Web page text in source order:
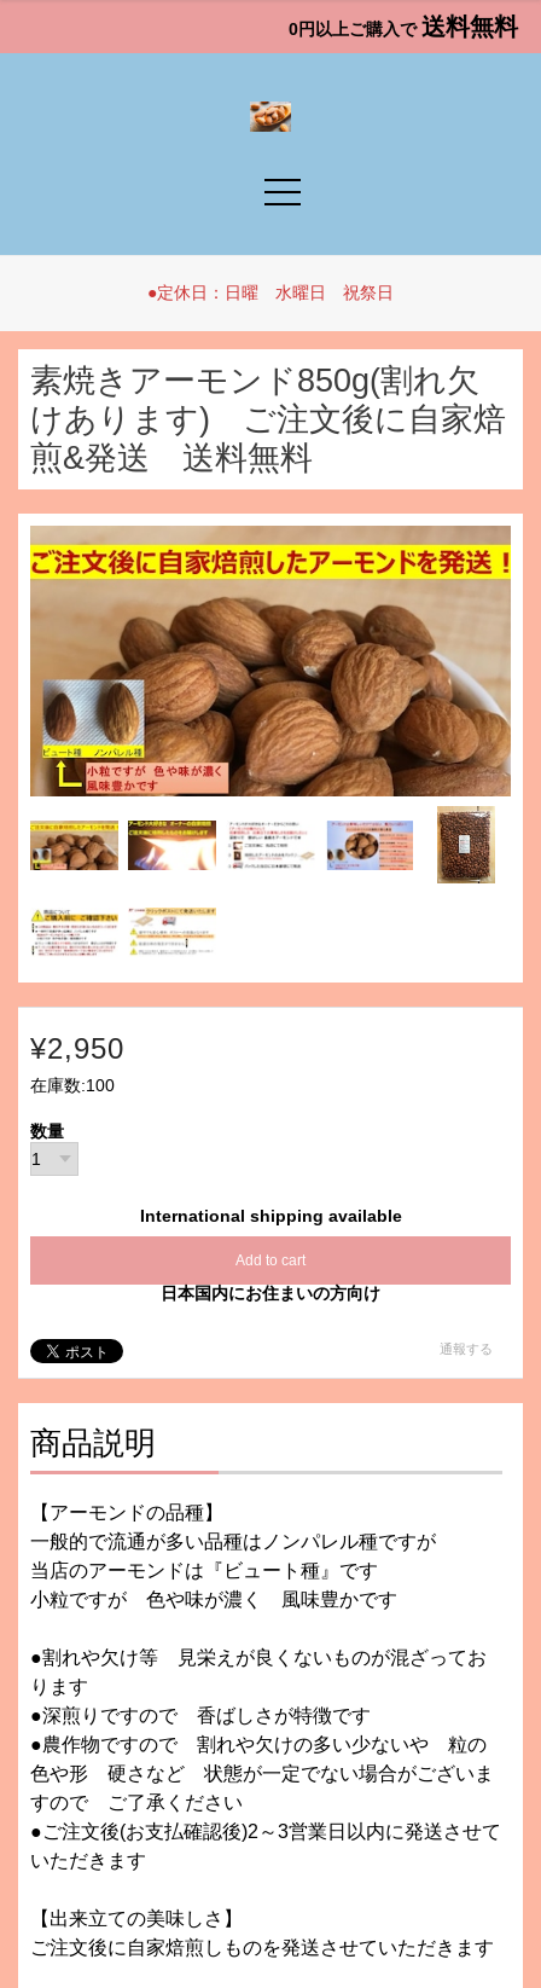
0円以上ご購入で 送料無料
●定休日：日曜 水曜日 祝祭日
素焼きアーモンド850g(割れ欠
けあります) ご注文後に自家焙
煎&発送 送料無料
¥2,950
在庫数:100
数量
International shipping available
Add to cart
日本国内にお住まいの方向け
通報する
商品説明
【アーモンドの品種】
一般的で流通が多い品種はノンパレル種ですが
当店のアーモンドは『ビュート種』です
小粒ですが 色や味が濃く 風味豊かです
●割れや欠け等 見栄えが良くないものが混ざってお
ります
●深煎りですので 香ばしさが特徴です
●農作物ですので 割れや欠けの多い少ないや 粒の
色や形 硬さなど 状態が一定でない場合がございま
すので ご了承ください
●ご注文後(お支払確認後)2～3営業日以内に発送させて
いただきます
【出来立ての美味しさ】
ご注文後に自家焙煎しものを発送させていただきます